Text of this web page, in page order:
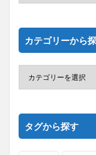
カテゴリーから
タグから探す